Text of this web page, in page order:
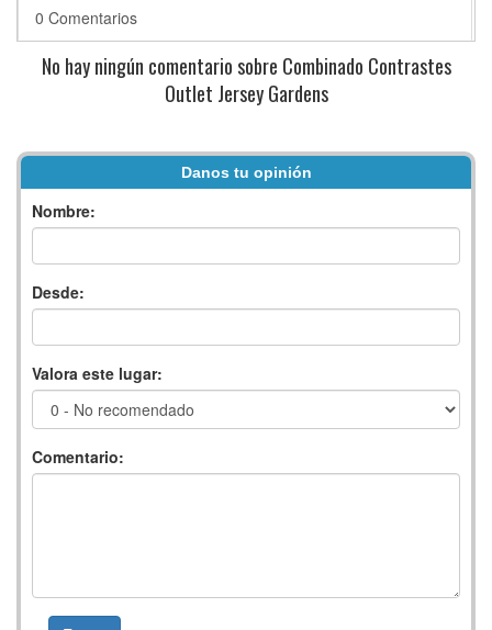
0 Comentarios
No hay ningún comentario sobre Combinado Contrastes
Outlet Jersey Gardens
Danos tu opinión
Nombre:
Desde:
Valora este lugar:
Comentario: